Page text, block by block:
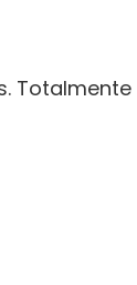
Totalmente